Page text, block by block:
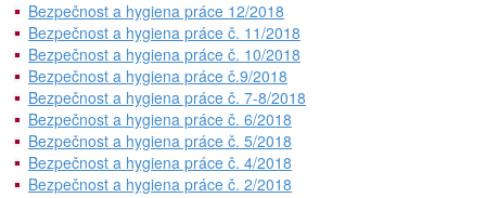
Bezpečnost a hygiena práce 12/2018
Bezpečnost a hygiena práce č. 11/2018
Bezpečnost a hygiena práce č. 10/2018
Bezpečnost a hygiena práce č.9/2018
Bezpečnost a hygiena práce č. 7-8/2018
Bezpečnost a hygiena práce č. 6/2018
Bezpečnost a hygiena práce č. 5/2018
Bezpečnost a hygiena práce č. 4/2018
Bezpečnost a hygiena práce č. 2/2018